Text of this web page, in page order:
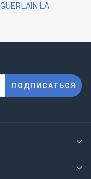
LA
ПОДПИСАТЬСЯ